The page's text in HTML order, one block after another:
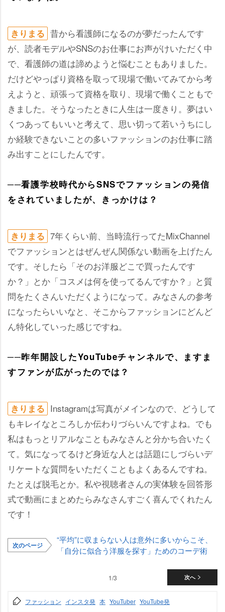
きりまる 昔から看護師になるのが夢だったんです
が、読者モデルやSNSのお仕事にお声がけいただく中
で、看護師の道は諦めようと悩むこともありました。
だけどやっぱり資格を取って現場で働いてみてから考
えようと、頑張って資格を取り、現場で働くこともで
きました。そうなったときに人生は一度きり。夢はい
くつあってもいいと考えて、思い切って若いうちにし
か経験できないことの多いファッションのお仕事に踏
み出すことにしたんです。
──看護学校時代からSNSでファッションの発信
をされていましたが、きっかけは？
きりまる 7年くらい前、当時流行ってたMixChannel
でファッションとはぜんぜん関係ない動画を上げたん
です。そしたら「そのお洋服どこで買ったんです
か？」とか「コスメは何を使ってるんですか？」と質
問をたくさんいただくようになって。みなさんの参考
になったらいいなと、そこからファッションにどんど
ん特化していった感じですね。
──昨年開設したYouTubeチャンネルで、ますま
すファンが広がったのでは？
きりまる Instagramは写真がメインなので、どうして
もキレイなところしか伝わりづらいんですよね。でも
私はもっとリアルなこともみなさんと分かち合いたく
て。気になってるけど身近な人とは話題にしづらいデ
リケートな質問をいただくこともよくあるんですね。
たとえば脱毛とか。私や視聴者さんの実体験を回答形
式で動画にまとめたらみなさんすごく喜んでくれたん
です！
次のページ
“平均”に収まらない人は意外に多いからこそ、
「自分に似合う洋服を探す」ためのコーデ術
次へ
1/3
ファッション インスタ発 本 YouTuber YouTube発